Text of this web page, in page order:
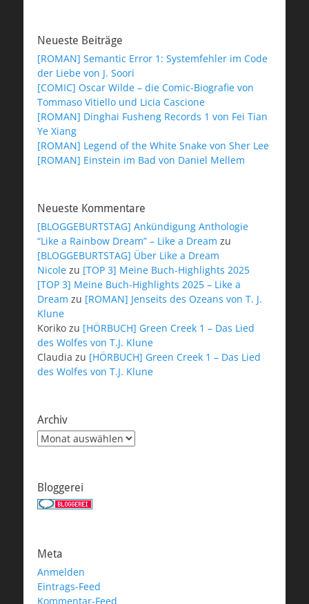
Neueste Beiträge
[ROMAN] Semantic Error 1: Systemfehler im Code
der Liebe von J. Soori
[COMIC] Oscar Wilde – die Comic-Biografie von
Tommaso Vitiello und Licia Cascione
[ROMAN] Dinghai Fusheng Records 1 von Fei Tian
Ye Xiang
[ROMAN] Legend of the White Snake von Sher Lee
[ROMAN] Einstein im Bad von Daniel Mellem
Neueste Kommentare
[BLOGGEBURTSTAG] Ankündigung Anthologie
“Like a Rainbow Dream” – Like a Dream zu
[BLOGGEBURTSTAG] Über Like a Dream
Nicole zu [TOP 3] Meine Buch-Highlights 2025
[TOP 3] Meine Buch-Highlights 2025 – Like a
Dream zu [ROMAN] Jenseits des Ozeans von T. J.
Klune
Koriko zu [HÖRBUCH] Green Creek 1 – Das Lied
des Wolfes von T.J. Klune
Claudia zu [HÖRBUCH] Green Creek 1 – Das Lied
des Wolfes von T.J. Klune
Archiv
Archiv
Bloggerei
Meta
Anmelden
Eintrags-Feed
Kommentar-Feed